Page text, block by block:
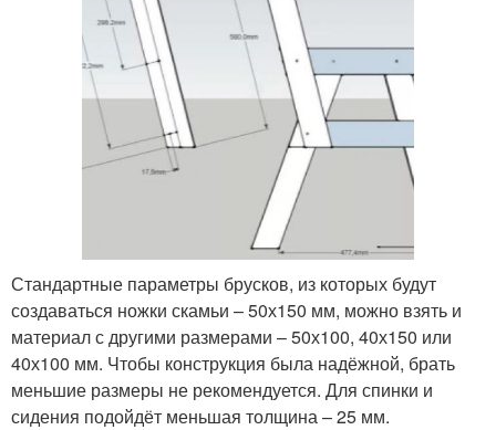
Стандартные параметры брусков, из которых будут
создаваться ножки скамьи – 50х150 мм, можно взять и
материал с другими размерами – 50х100, 40х150 или
40х100 мм. Чтобы конструкция была надёжной, брать
меньшие размеры не рекомендуется. Для спинки и
сидения подойдёт меньшая толщина – 25 мм.